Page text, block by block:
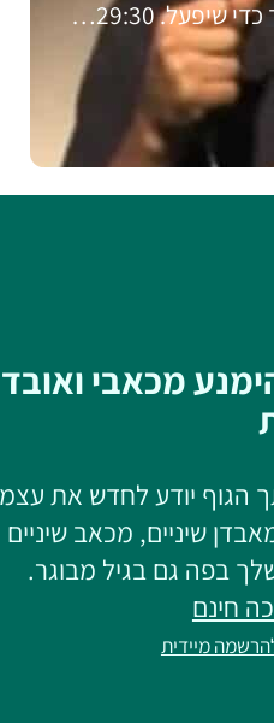
מכאבי
הגוף יודע לחדש את
שיניים, מכאב
בפה גם בגיל מבוגר.
חינם
מיידית